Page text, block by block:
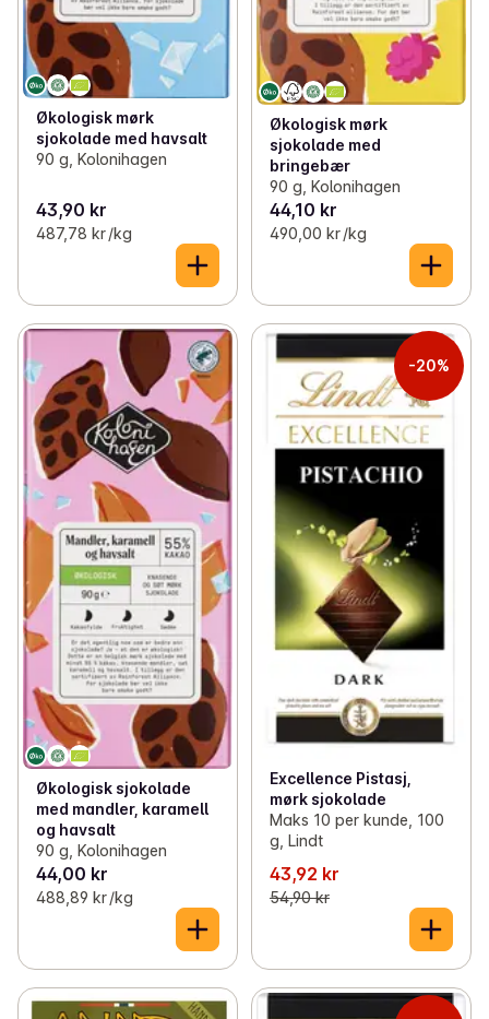
Økologisk mørk
sjokolade med havsalt
90 g, Kolonihagen
43,90 kr
487,78 kr /kg
Økologisk mørk
sjokolade med
bringebær
90 g, Kolonihagen
44,10 kr
490,00 kr /kg
Økologisk sjokolade
med mandler, karamell
og havsalt
90 g, Kolonihagen
44,00 kr
488,89 kr /kg
-20%
Excellence Pistasj,
mørk sjokolade
Maks 10 per kunde, 100
g, Lindt
43,92 kr
54,90 kr